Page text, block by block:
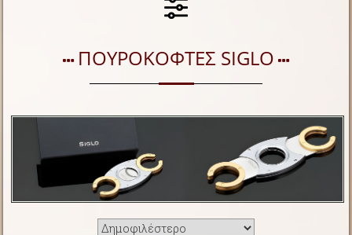
ΠΟΥΡΟΚΟΦΤΕΣ SIGLO